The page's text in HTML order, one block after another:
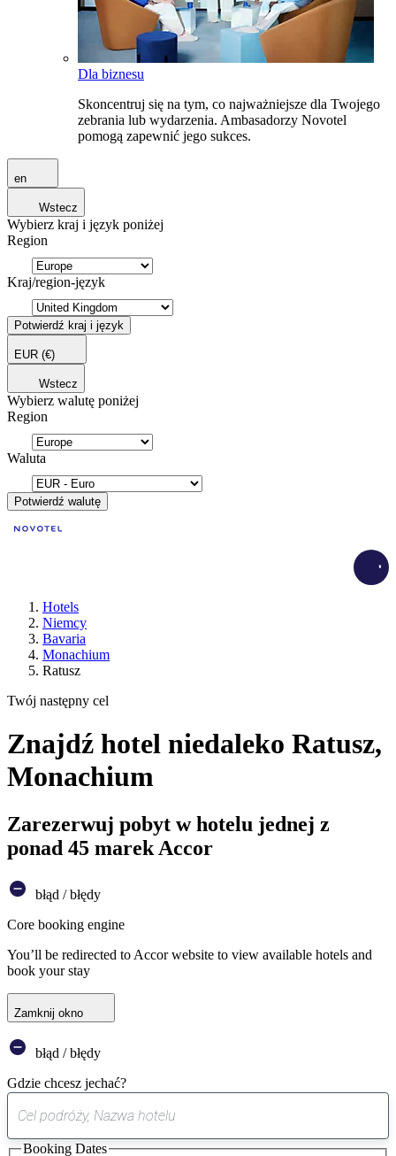
Dla biznesu
Skoncentruj się na tym, co najważniejsze dla Twojego
zebrania lub wydarzenia. Ambasadorzy Novotel
pomogą zapewnić jego sukces.
en
Wstecz
Wybierz kraj i język poniżej
Region
Kraj/region-język
Potwierdź kraj i język
EUR (€)
Wstecz
Wybierz walutę poniżej
Region
Waluta
Potwierdź walutę
Hotels
Niemcy
Bavaria
Monachium
Ratusz
Twój następny cel
Znajdź hotel niedaleko Ratusz,
Monachium
Zarezerwuj pobyt w hotelu jednej z
ponad 45 marek Accor
błąd / błędy
Core booking engine
You’ll be redirected to Accor website to view available hotels and
book your stay
Zamknij okno
błąd / błędy
Gdzie chcesz jechać?
sugestia
została
Booking Dates